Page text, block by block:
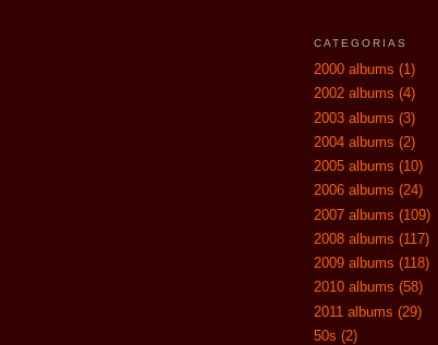
CATEGORIAS
2000 albums (1)
2002 albums (4)
2003 albums (3)
2004 albums (2)
2005 albums (10)
2006 albums (24)
2007 albums (109)
2008 albums (117)
2009 albums (118)
2010 albums (58)
2011 albums (29)
50s (2)